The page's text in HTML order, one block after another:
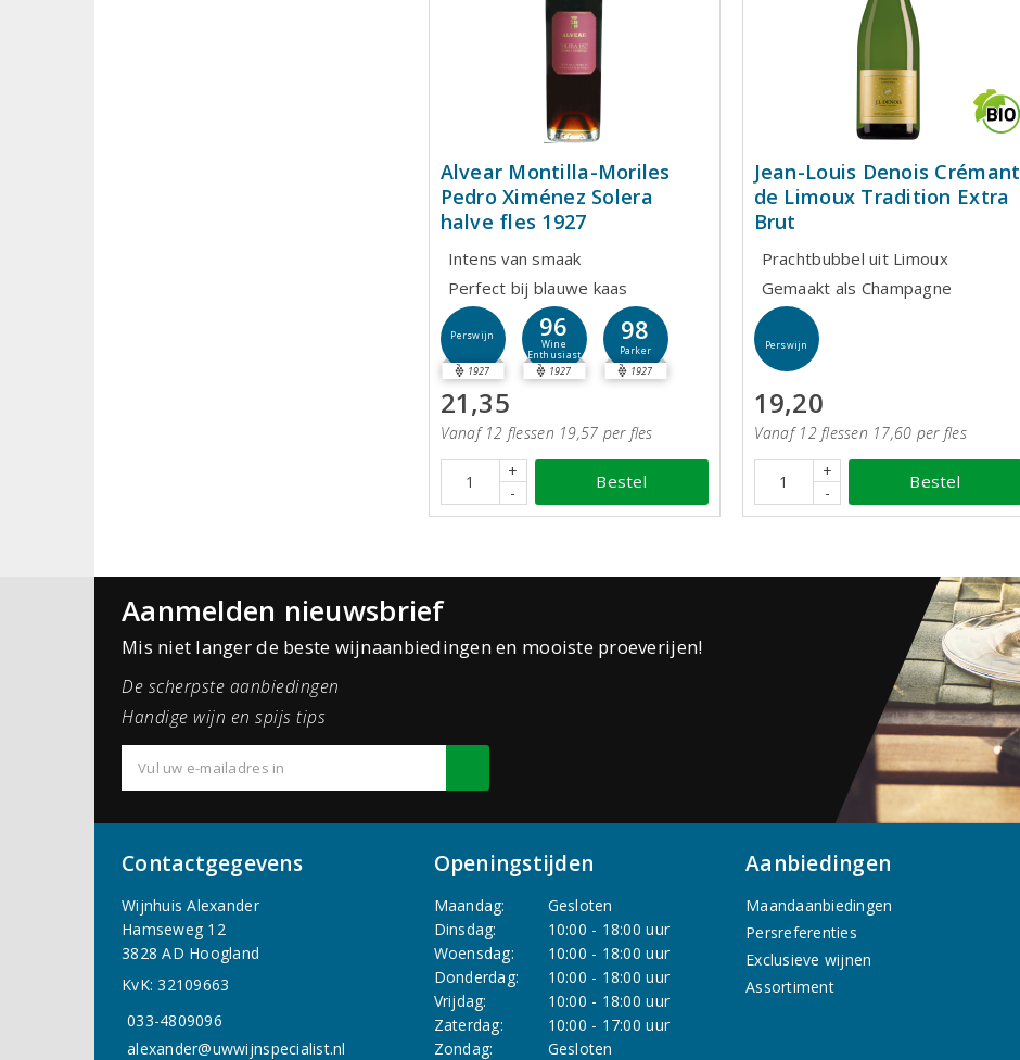
Alvear Montilla-Moriles
Pedro Ximénez Solera
halve fles 1927
Intens van smaak
Perfect bij blauwe kaas
Perswijn
1927
96
Wine
Enthusiast
1927
98
Parker
1927
21,35
Vanaf 12 flessen 19,57 per fles
+
-
Bestel
Jean-Louis Denois Crémant
de Limoux Tradition Extra
Brut
Prachtbubbel uit Limoux
Gemaakt als Champagne
Perswijn
19,20
Vanaf 12 flessen 17,60 per fles
+
-
Bestel
Aanmelden nieuwsbrief
Mis niet langer de beste wijnaanbiedingen en mooiste proeverijen!
De scherpste aanbiedingen
Handige wijn en spijs tips
Contactgegevens
Wijnhuis Alexander
Hamseweg 12
3828 AD Hoogland
KvK: 32109663
033-4809096
alexander@uwwijnspecialist.nl
Openingstijden
Maandag:
Gesloten
Dinsdag:
10:00 - 18:00 uur
Woensdag:
10:00 - 18:00 uur
Donderdag:
10:00 - 18:00 uur
Vrijdag:
10:00 - 18:00 uur
Zaterdag:
10:00 - 17:00 uur
Zondag:
Gesloten
Aanbiedingen
Maandaanbiedingen
Persreferenties
Exclusieve wijnen
Assortiment